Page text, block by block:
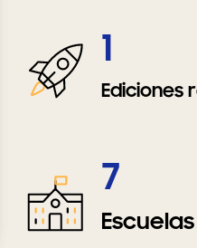
1
Ediciones
7
Escuelas